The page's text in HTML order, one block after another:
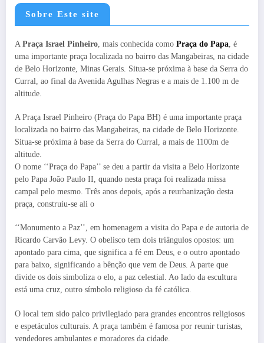
Sobre Este site
A Praça Israel Pinheiro , mais conhecida como Praça do Papa , é
uma importante praça localizada no bairro das Mangabeiras, na cidade
de Belo Horizonte, Minas Gerais. Situa-se próxima à base da Serra do
Curral, ao final da Avenida Agulhas Negras e a mais de 1.100 m de
altitude.
A Praça Israel Pinheiro (Praça do Papa BH) é uma importante praça
localizada no bairro das Mangabeiras, na cidade de Belo Horizonte.
Situa-se próxima à base da Serra do Curral, a mais de 1100m de
altitude.
O nome ‘‘Praça do Papa’’ se deu a partir da visita a Belo Horizonte
pelo Papa João Paulo II, quando nesta praça foi realizada missa
campal pelo mesmo. Três anos depois, após a reurbanização desta
praça, construiu-se ali o
‘‘Monumento a Paz’’, em homenagem a visita do Papa e de autoria de
Ricardo Carvão Levy. O obelisco tem dois triângulos opostos: um
apontado para cima, que significa a fé em Deus, e o outro apontado
para baixo, significando a bênção que vem de Deus. A parte que
divide os dois simboliza o elo, a paz celestial. Ao lado da escultura
está uma cruz, outro símbolo religioso da fé católica.
O local tem sido palco privilegiado para grandes encontros religiosos
e espetáculos culturais. A praça também é famosa por reunir turistas,
vendedores ambulantes e moradores da cidade.